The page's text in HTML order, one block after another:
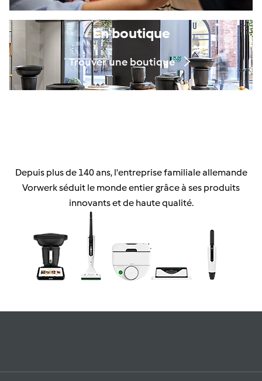
En boutique
Trouver une boutique
Depuis plus de 140 ans, l'entreprise familiale allemande
Vorwerk séduit le monde entier grâce à ses produits
innovants et de haute qualité.